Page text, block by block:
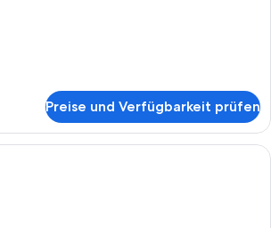
Preise und Verfügbarkeit prüfen